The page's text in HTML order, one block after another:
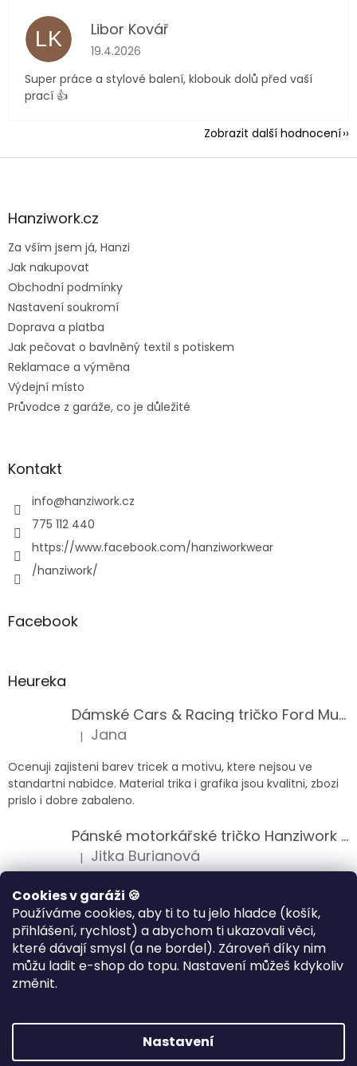
Cookies v garáži 🍪
Používáme cookies, aby ti to tu jelo hladce (košík,
přihlášení, rychlost) a abychom ti ukazovali věci,
které dávají smysl (a ne bordel). Zároveň díky nim
můžu ladit e-shop do topu. Nastavení můžeš kdykoliv
změnit.
Nastavení
LK Libor Kovář
Hodnocení obchodu je 5 z 5 hvězdiček.
19.4.2026
Super práce a stylové balení, klobouk dolů před vaší
prací 👍
Zobrazit další hodnocení
Z
aHanziwork.cz
Za vším jsem já, Hanzi
Jak nakupovat
Obchodní podmínky
Nastavení soukromí
Doprava a platba
Jak pečovat o bavlněný textil s potiskem
Reklamace a výměna
Výdejní místo
Průvodce z garáže, co je důležité
Kontakt
info@hanziwork.cz
775 112 440
https://www.facebook.com/hanziworkwear
/hanziwork/
Facebook
Heureka
Dámské Cars & Racing tričko Ford Mustang 5. generace
Hodnocení produktu je 5 z 5 hvězdiček.
| Jana
Ocenuji zajisteni barev tricek a motivu, ktere nejsou ve
standartni nabidce. Material trika i grafika jsou kvalitni, zbozi
prislo i dobre zabaleno.
Pánské motorkářské tričko Hanziwork Custom Bobber
Hodnocení produktu je 5 z 5 hvězdiček.
| Jitka Burianová
Splnil očekávání na jedničku
Hodnocení produktu je 5 z 5 hvězdiček.
| Klára Musilová
Jsem velice spokojena, velmi kvalitni zbozi.
Vytvořil Shoptet